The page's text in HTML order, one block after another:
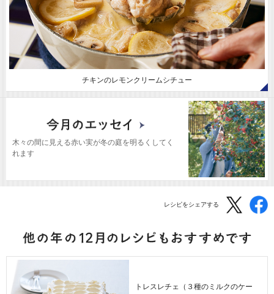
チキンのレモンクリームシチュー
木々の間に見える赤い実が冬の庭を明るくしてく
れます
レシピをシェアする
トレスレチェ（３種のミルクのケー